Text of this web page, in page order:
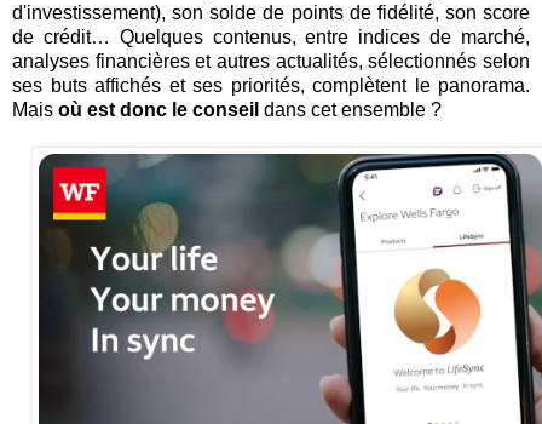
d'investissement), son solde de points de fidélité, son score
de crédit… Quelques contenus, entre indices de marché,
analyses financières et autres actualités, sélectionnés selon
ses buts affichés et ses priorités, complètent le panorama.
Mais où est donc le conseil dans cet ensemble ?